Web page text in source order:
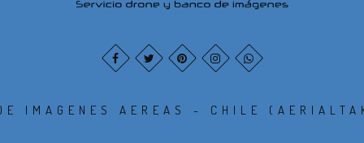
IMAGENES AEREAS - CHILE